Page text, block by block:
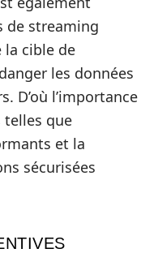
de streaming
cible de
les données
D’où l’importance
telles que
et la
sécurisées